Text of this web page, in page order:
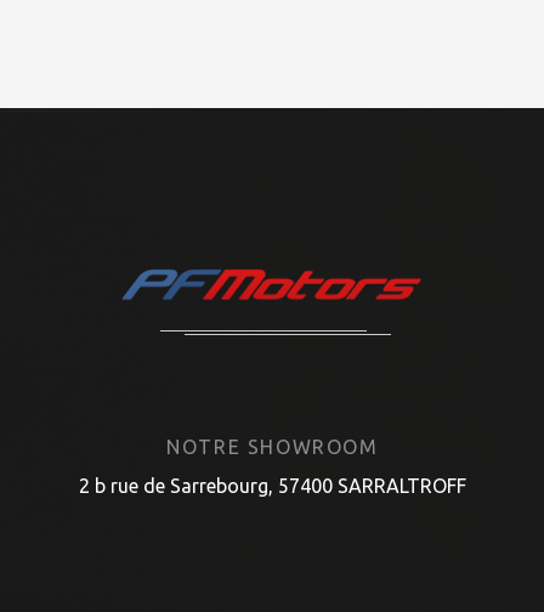
NOTRE SHOWROOM
2 b rue de Sarrebourg, 57400 SARRALTROFF